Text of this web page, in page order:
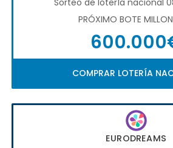
Sorteo de loterÍa nacional
PRÓXIMO BOTE
COMPRAR LOTERÍA
EURODREAMS